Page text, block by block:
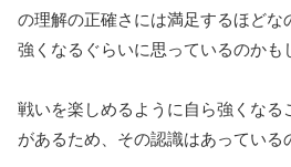
の理解の正確さには満足するほどな
強くなるぐらいに思っているのかも
戦いを楽しめるように自ら強くなる
があるため、その認識はあっている